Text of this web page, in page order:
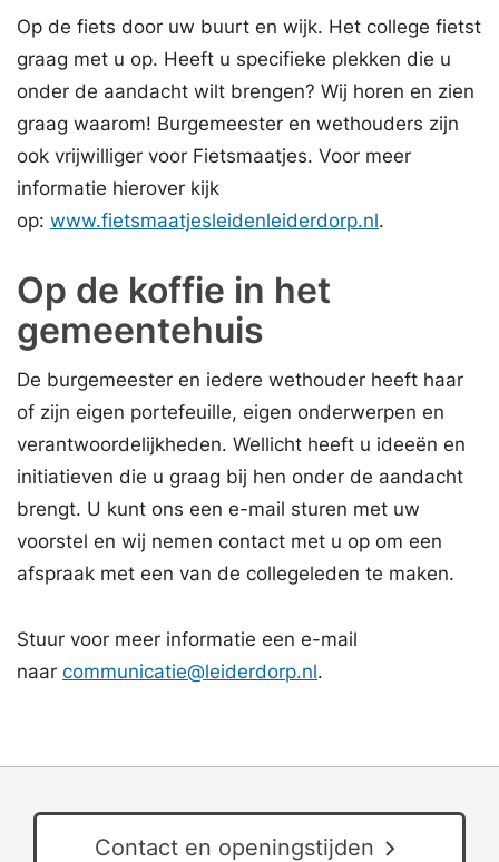
Op de fiets door uw buurt en wijk. Het college fietst
graag met u op. Heeft u specifieke plekken die u
onder de aandacht wilt brengen? Wij horen en zien
graag waarom! Burgemeester en wethouders zijn
ook vrijwilliger voor Fietsmaatjes. Voor meer
informatie hierover kijk
op: www.fietsmaatjesleidenleiderdorp.nl.
Op de koffie in het
gemeentehuis
De burgemeester en iedere wethouder heeft haar
of zijn eigen portefeuille, eigen onderwerpen en
verantwoordelijkheden. Wellicht heeft u ideeën en
initiatieven die u graag bij hen onder de aandacht
brengt. U kunt ons een e-mail sturen met uw
voorstel en wij nemen contact met u op om een
afspraak met een van de collegeleden te maken.
Stuur voor meer informatie een e-mail
naar communicatie@leiderdorp.nl.
Contact en openingstijden